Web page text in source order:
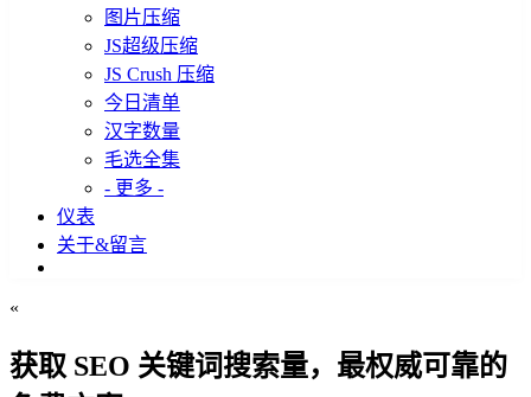
图片压缩
JS超级压缩
JS Crush 压缩
今日清单
汉字数量
毛选全集
- 更多 -
仪表
关于&留言
«
获取 SEO 关键词搜索量，最权威可靠的